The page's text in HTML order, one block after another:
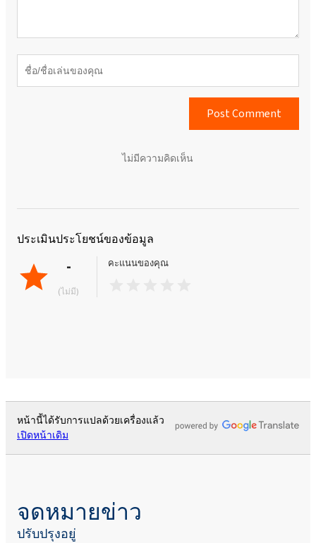
Post Comment
ไม่มีความคิดเห็น
ประเมินประโยชน์ของข้อมูล
-
(ไม่มี)
คะแนนของคุณ
หน้านี้ได้รับการแปลด้วยเครื่องแล้ว
เปิดหน้าเดิม
จดหมายข่าว
ปรับปรุงอยู่